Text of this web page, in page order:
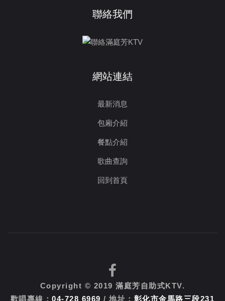
聯絡我們
網站連結
最新消息
包廂介紹
餐點介紹
歌曲查詢
回到首頁
Copyright © 2019 滿庭芳自助式KTV.
歡唱專線：04-728 6969 / 地址： 彰化市金馬路三段231